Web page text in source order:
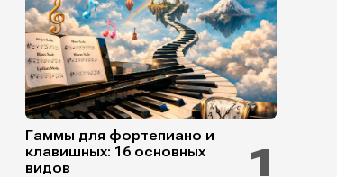
Гаммы для фортепиано и
клавишных: 16 основных
видов